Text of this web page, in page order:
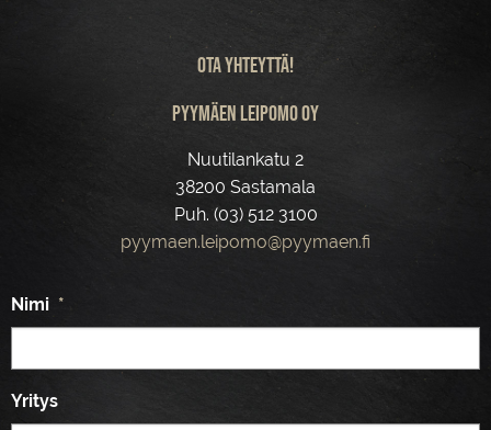
Ota yhteyttä!
Pyymäen leipomo Oy
Nuutilankatu 2
38200 Sastamala
Puh. (03) 512 3100
pyymaen.leipomo@pyymaen.fi
Nimi *
Yritys